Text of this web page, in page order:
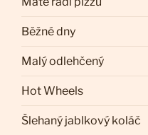
Běžné dny
Malý odlehčený
Hot Wheels
Šlehaný jablkový koláč